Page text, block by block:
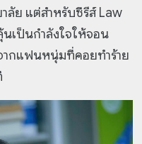
ลัย แต่สำหรับซีรีส์ Law
เป็นกำลังใจให้จอน
ากแฟนหนุ่มที่คอยทำร้าย